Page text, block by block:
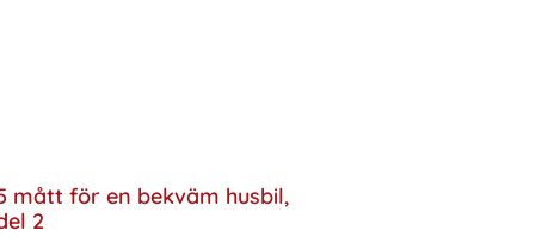
mått för en bekväm husbil,
2